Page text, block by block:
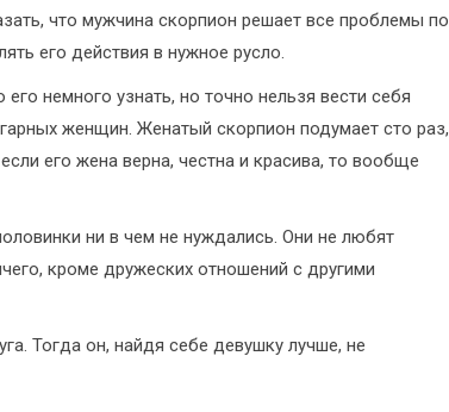
что мужчина скорпион решает все проблемы по
его действия в нужное русло.
немного узнать, но точно нельзя вести себя
женщин. Женатый скорпион подумает сто раз,
его жена верна, честна и красива, то вообще
ни в чем не нуждались. Они не любят
кроме дружеских отношений с другими
Тогда он, найдя себе девушку лучше, не